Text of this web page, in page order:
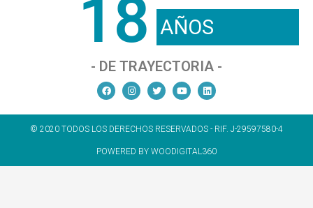
18 AÑOS
- DE TRAYECTORIA -
© 2020 TODOS LOS DERECHOS RESERVADOS - RIF. J-29597580-4
POWERED BY WOODIGITAL360